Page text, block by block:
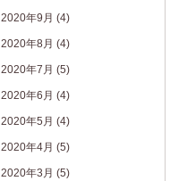
2020年9月 (4)
2020年8月 (4)
2020年7月 (5)
2020年6月 (4)
2020年5月 (4)
2020年4月 (5)
2020年3月 (5)